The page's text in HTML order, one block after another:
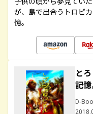
が、島で出合うトロピ
憶。
と
記
D-